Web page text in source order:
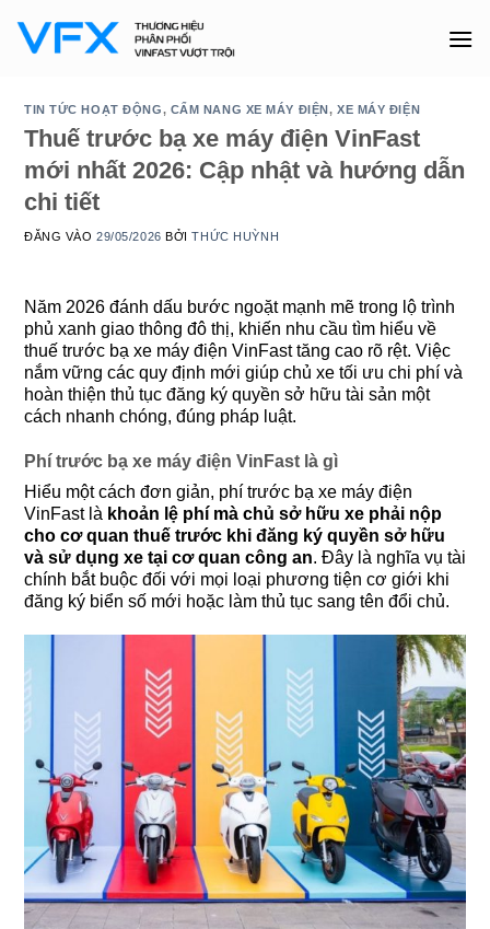
qua
TIN TỨC HOẠT ĐỘNG, CẨM NANG XE MÁY ĐIỆN, XE MÁY ĐIỆN
Thuế trước bạ xe máy điện VinFast
mới nhất 2026: Cập nhật và hướng dẫn
chi tiết
ĐĂNG VÀO29/05/2026 BỞITHỨC HUỲNH
Năm 2026 đánh dấu bước ngoặt mạnh mẽ trong lộ trình
phủ xanh giao thông đô thị, khiến nhu cầu tìm hiểu về
thuế trước bạ xe máy điện VinFast tăng cao rõ rệt. Việc
nắm vững các quy định mới giúp chủ xe tối ưu chi phí và
hoàn thiện thủ tục đăng ký quyền sở hữu tài sản một
cách nhanh chóng, đúng pháp luật.
Phí trước bạ xe máy điện VinFast là gì
Hiểu một cách đơn giản, phí trước bạ xe máy điện
VinFast là khoản lệ phí mà chủ sở hữu xe phải nộp
cho cơ quan thuế trước khi đăng ký quyền sở hữu
và sử dụng xe tại cơ quan công an. Đây là nghĩa vụ tài
chính bắt buộc đối với mọi loại phương tiện cơ giới khi
đăng ký biển số mới hoặc làm thủ tục sang tên đổi chủ.